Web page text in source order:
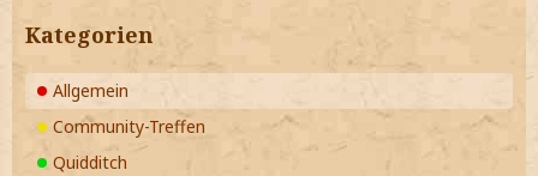
Kategorien
Allgemein
Community-Treffen
Quidditch